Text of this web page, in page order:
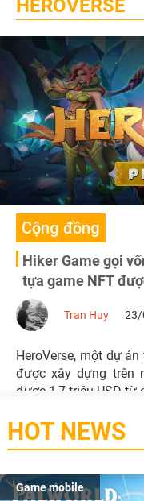
HEROVERSE
Cộng đồng
Hiker Game gọi
tựa game NFT
Infinity thứ hai
Tran Huy 23/
HeroVerse, một dự
được xây dựng trên
được 1,7 triệu USD từ
HOT NEWS
Game mobile